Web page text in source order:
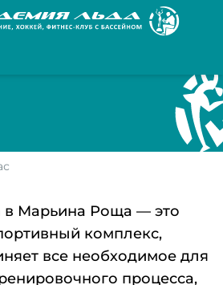
в Марьина Роща — это
комплекс,
все необходимое для
процесса,